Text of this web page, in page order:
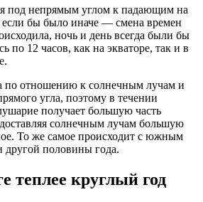
под непрямым углом к падающим на
бы было иначе — смена времен
ночь и день всегда были бы
по 12 часов, как на экваторе, так и в
по отношению к солнечным лучам и
угла, поэтому в течении
получает большую часть
солнечным лучам большую
То же самое происходит с южным
другой половины года.
теплее круглый год